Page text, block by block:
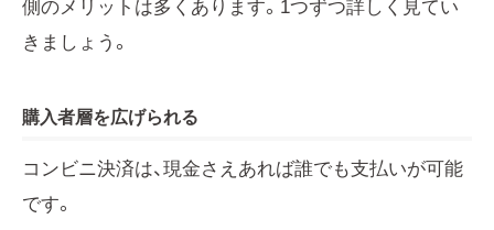
側のメリットは多くあります。1つずつ詳しく見てい
きましょう。
購入者層を広げられる
コンビニ決済は、現金さえあれば誰でも支払いが可能
です。